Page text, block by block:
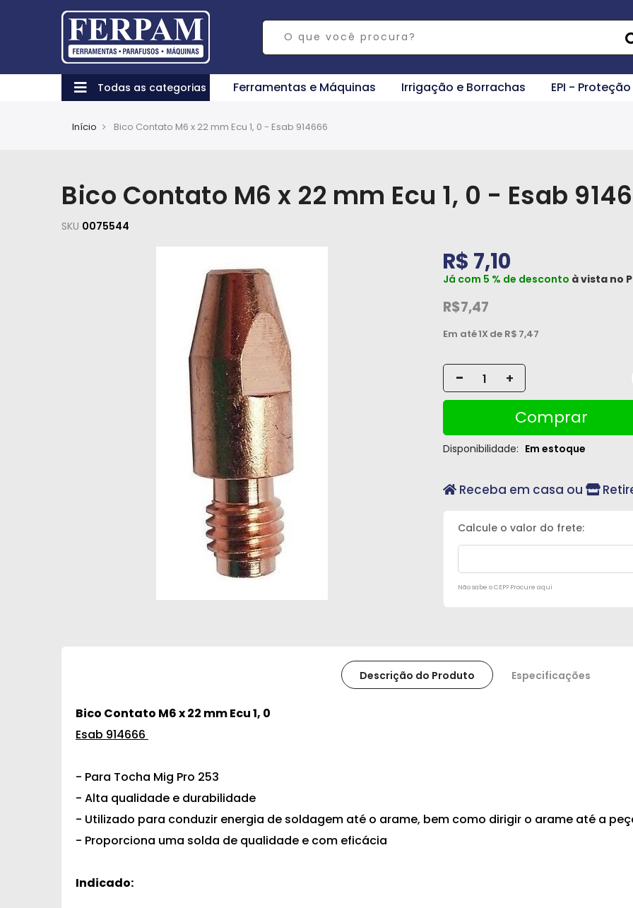
Todas as categorias Ferramentas e Máquinas Irrigação e Borrachas EPI -
Início Bico Contato M6 x 22 mm Ecu 1, 0 - Esab 914666
Bico Contato M6 x 22 mm Ecu 1, 0 - Esab
SKU 0075544
R$ 7,10
Já com 5 % de desconto à vista no
R$7,47
Em até1X de R$ 7,47
- +
Comprar
Disponibilidade: Em estoque
Receba em casa ou
Não sabe o CEP? Procure aqui
Descrição do Produto Especificações
Bico Contato M6 x 22 mm Ecu 1, 0
Esab 914666
- Para Tocha Mig Pro 253
- Alta qualidade e durabilidade
- Utilizado para conduzir energia de soldagem até o arame, bem como dirigir o arame até a
- Proporciona uma solda de qualidade e com eficácia
Indicado: